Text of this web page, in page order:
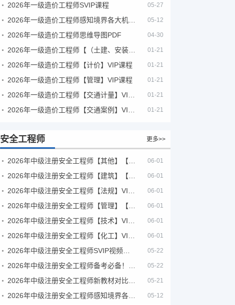
2026年一级造价工程师SVIP课程 05-27
2026年一级造价工程师感知境界各大机构课程 05-12
2026年一级造价工程师思维导图PDF 04-30
2026年一级造价工程师【（土建、安装）案例】VIP课程 01-21
2026年一级造价工程师【计价】VIP课程 01-21
2026年一级造价工程师【管理】VIP课程 01-21
01-21
01-21
安全工程师 更多>>
2026年中级注册安全工程师【其他】【VIP基础同步班】 06-01
2026年中级注册安全工程师【建筑】【VIP基础同步班】 06-01
06-01
2026年中级注册安全工程师【管理】【VIP基础同步班】 06-01
06-01
06-01
2026年中级注册安全工程师SVIP视频课程 05-22
05-22
05-21
2026年中级注册安全工程师感知境界各大机构课程 05-12